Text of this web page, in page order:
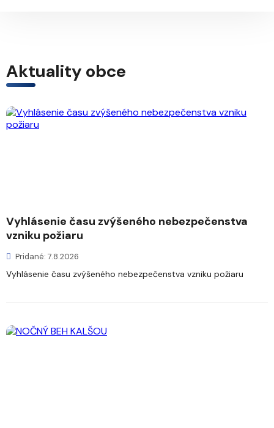
Aktuality obce
Vyhlásenie času zvýšeného nebezpečenstva
vzniku požiaru
Pridané: 7.8.2026
Vyhlásenie času zvýšeného nebezpečenstva vzniku požiaru